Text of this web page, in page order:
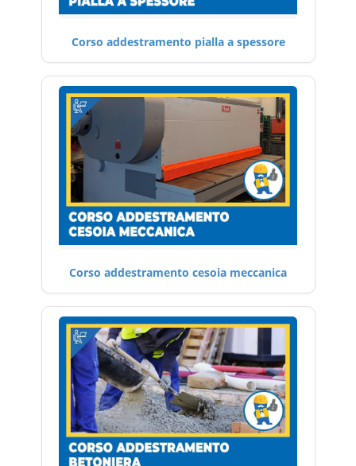
Corso addestramento pialla a spessore
Corso addestramento cesoia meccanica